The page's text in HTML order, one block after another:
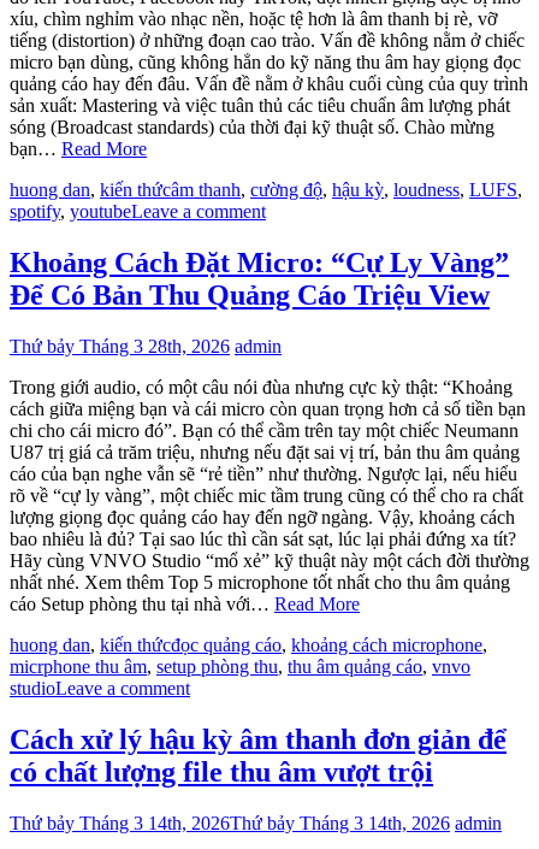
xíu, chìm nghỉm vào nhạc nền, hoặc tệ hơn là âm thanh bị rè, vỡ
tiếng (distortion) ở những đoạn cao trào. Vấn đề không nằm ở chiếc
micro bạn dùng, cũng không hẳn do kỹ năng thu âm hay giọng đọc
quảng cáo hay đến đâu. Vấn đề nằm ở khâu cuối cùng của quy trình
sản xuất: Mastering và việc tuân thủ các tiêu chuẩn âm lượng phát
sóng (Broadcast standards) của thời đại kỹ thuật số. Chào mừng
bạn… Read More
huong dan, kiến thứcâm thanh, cường độ, hậu kỳ, loudness, LUFS,
spotify, youtubeLeave a comment
Khoảng Cách Đặt Micro: “Cự Ly Vàng”
Để Có Bản Thu Quảng Cáo Triệu View
Thứ bảy Tháng 3 28th, 2026 admin
Trong giới audio, có một câu nói đùa nhưng cực kỳ thật: “Khoảng
cách giữa miệng bạn và cái micro còn quan trọng hơn cả số tiền bạn
chi cho cái micro đó”. Bạn có thể cầm trên tay một chiếc Neumann
U87 trị giá cả trăm triệu, nhưng nếu đặt sai vị trí, bản thu âm quảng
cáo của bạn nghe vẫn sẽ “rẻ tiền” như thường. Ngược lại, nếu hiểu
rõ về “cự ly vàng”, một chiếc mic tầm trung cũng có thể cho ra chất
lượng giọng đọc quảng cáo hay đến ngỡ ngàng. Vậy, khoảng cách
bao nhiêu là đủ? Tại sao lúc thì cần sát sạt, lúc lại phải đứng xa tít?
Hãy cùng VNVO Studio “mổ xẻ” kỹ thuật này một cách đời thường
nhất nhé. Xem thêm Top 5 microphone tốt nhất cho thu âm quảng
cáo Setup phòng thu tại nhà với… Read More
huong dan, kiến thứcđọc quảng cáo, khoảng cách microphone,
micrphone thu âm, setup phòng thu, thu âm quảng cáo, vnvo
studioLeave a comment
Cách xử lý hậu kỳ âm thanh đơn giản để
có chất lượng file thu âm vượt trội
Thứ bảy Tháng 3 14th, 2026Thứ bảy Tháng 3 14th, 2026 admin